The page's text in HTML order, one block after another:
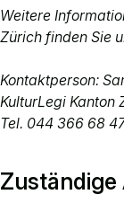
Weitere
Zürich finden Sie
Kontaktperson:
KulturLegi Kanton
Tel. 044 366 68
Zuständige